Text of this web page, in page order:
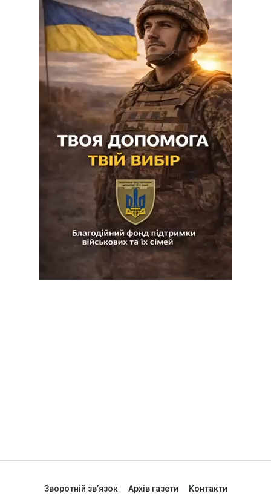
Зворотній зв’язок Архів газети Контакти